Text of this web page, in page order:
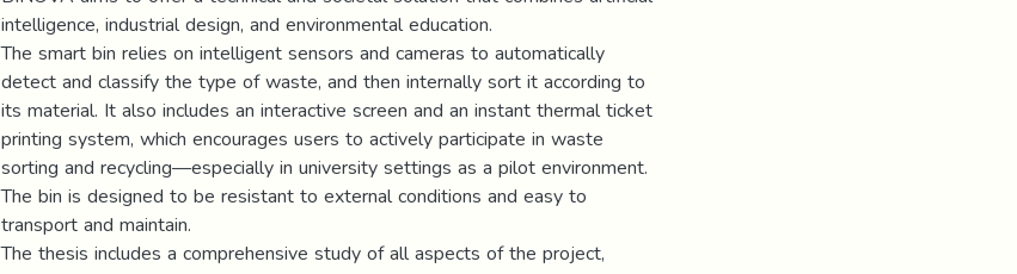
intelligence, industrial design, and environmental education.
The smart bin relies on intelligent sensors and cameras to automatically
detect and classify the type of waste, and then internally sort it according to
its material. It also includes an interactive screen and an instant thermal ticket
printing system, which encourages users to actively participate in waste
sorting and recycling—especially in university settings as a pilot environment.
The bin is designed to be resistant to external conditions and easy to
transport and maintain.
The thesis includes a comprehensive study of all aspects of the project,